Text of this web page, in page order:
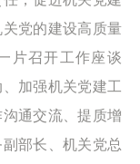
党的建设高质量
片召开工作座谈
加强机关党建工
通交流、提质增
部长、机关党总